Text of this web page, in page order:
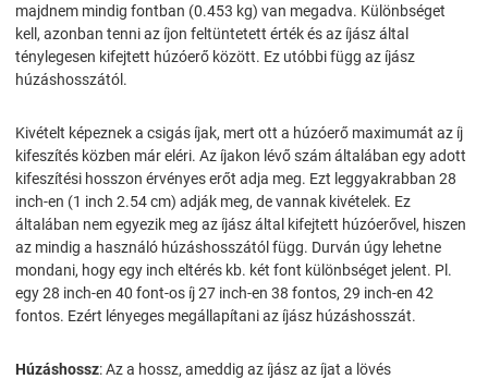
majdnem mindig fontban (0.453 kg) van megadva. Különbséget
kell, azonban tenni az íjon feltüntetett érték és az íjász által
ténylegesen kifejtett húzóerő között. Ez utóbbi függ az íjász
húzáshosszától.
Kivételt képeznek a csigás íjak, mert ott a húzóerő maximumát az íj
kifeszítés közben már eléri. Az íjakon lévő szám általában egy adott
kifeszítési hosszon érvényes erőt adja meg. Ezt leggyakrabban 28
inch-en (1 inch 2.54 cm) adják meg, de vannak kivételek. Ez
általában nem egyezik meg az íjász által kifejtett húzóerővel, hiszen
az mindig a használó húzáshosszától függ. Durván úgy lehetne
mondani, hogy egy inch eltérés kb. két font különbséget jelent. Pl.
egy 28 inch-en 40 font-os íj 27 inch-en 38 fontos, 29 inch-en 42
fontos. Ezért lényeges megállapítani az íjász húzáshosszát.
Húzáshossz: Az a hossz, ameddig az íjász az íjat a lövés